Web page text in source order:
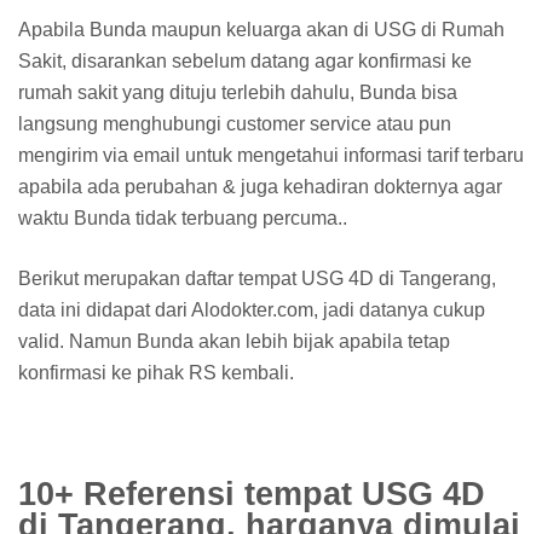
Apabila Bunda maupun keluarga akan di USG di Rumah
Sakit, disarankan sebelum datang agar konfirmasi ke
rumah sakit yang dituju terlebih dahulu, Bunda bisa
langsung menghubungi customer service atau pun
mengirim via email untuk mengetahui informasi tarif terbaru
apabila ada perubahan & juga kehadiran dokternya agar
waktu Bunda tidak terbuang percuma..
Berikut merupakan daftar tempat USG 4D di Tangerang,
data ini didapat dari Alodokter.com, jadi datanya cukup
valid. Namun Bunda akan lebih bijak apabila tetap
konfirmasi ke pihak RS kembali.
10+ Referensi tempat USG 4D
di Tangerang, harganya dimulai